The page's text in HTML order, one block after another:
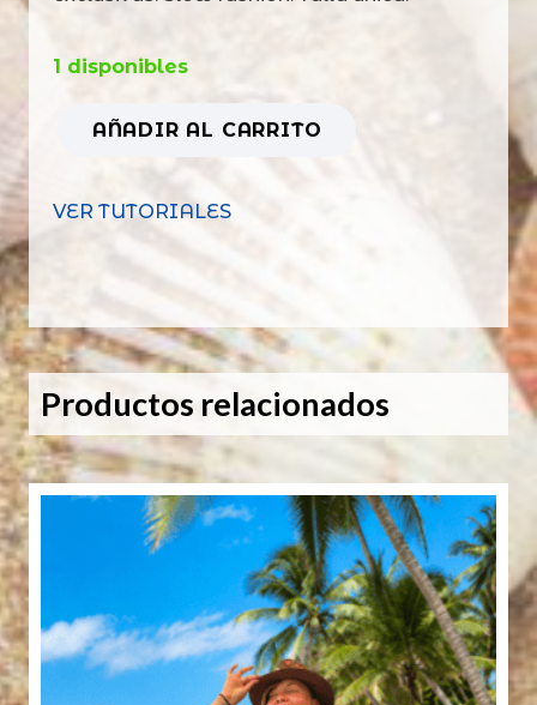
1 disponibles
boho
cantidad
AÑADIR AL CARRITO
VER TUTORIALES
Productos relacionados